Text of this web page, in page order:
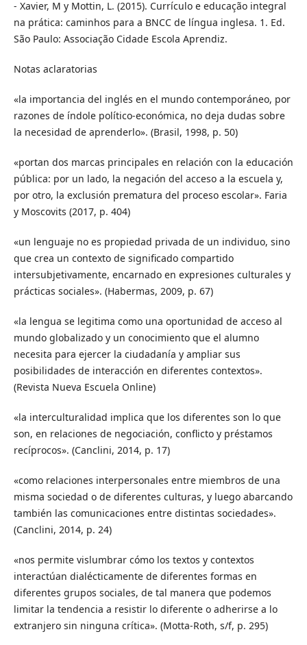
- Xavier, M y Mottin, L. (2015). Currículo e educação integral
na prática: caminhos para a BNCC de língua inglesa. 1. Ed.
São Paulo: Associação Cidade Escola Aprendiz.
Notas aclaratorias
«la importancia del inglés en el mundo contemporáneo, por
razones de índole político-económica, no deja dudas sobre
la necesidad de aprenderlo». (Brasil, 1998, p. 50)
«portan dos marcas principales en relación con la educación
pública: por un lado, la negación del acceso a la escuela y,
por otro, la exclusión prematura del proceso escolar». Faria
y Moscovits (2017, p. 404)
«un lenguaje no es propiedad privada de un individuo, sino
que crea un contexto de significado compartido
intersubjetivamente, encarnado en expresiones culturales y
prácticas sociales». (Habermas, 2009, p. 67)
«la lengua se legitima como una oportunidad de acceso al
mundo globalizado y un conocimiento que el alumno
necesita para ejercer la ciudadanía y ampliar sus
posibilidades de interacción en diferentes contextos».
(Revista Nueva Escuela Online)
«la interculturalidad implica que los diferentes son lo que
son, en relaciones de negociación, conflicto y préstamos
recíprocos». (Canclini, 2014, p. 17)
«como relaciones interpersonales entre miembros de una
misma sociedad o de diferentes culturas, y luego abarcando
también las comunicaciones entre distintas sociedades».
(Canclini, 2014, p. 24)
«nos permite vislumbrar cómo los textos y contextos
interactúan dialécticamente de diferentes formas en
diferentes grupos sociales, de tal manera que podemos
limitar la tendencia a resistir lo diferente o adherirse a lo
extranjero sin ninguna crítica». (Motta-Roth, s/f, p. 295)